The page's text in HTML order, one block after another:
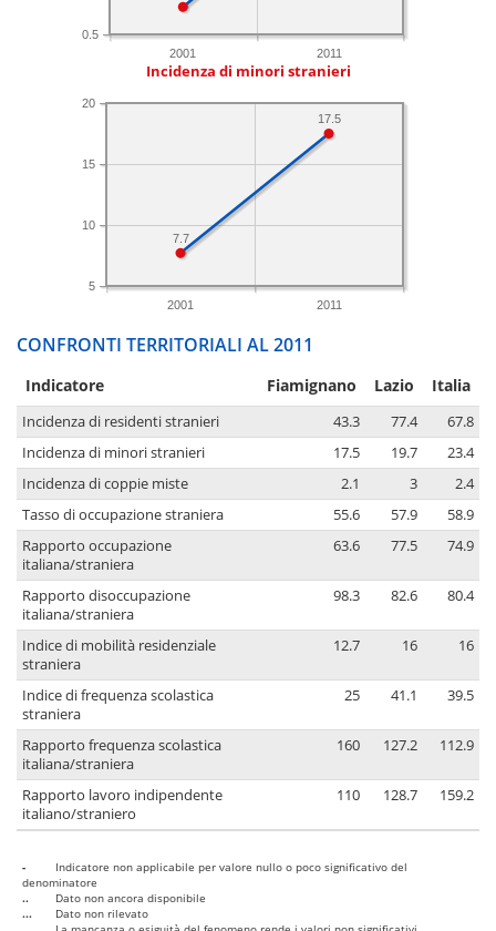
2001 2011
0.5
Incidenza di minori stranieri
2001 2011
5
10
15
20
17.5
7.7
CONFRONTI TERRITORIALI AL 2011
Indicatore Fiamignano Lazio Italia
Incidenza di residenti stranieri 43.3 77.4
67.8
Incidenza di minori stranieri
17.5 19.7
23.4
Incidenza di coppie miste
2.1 3
2.4
Tasso di occupazione straniera
55.6 57.9
58.9
Rapporto occupazione
italiana/straniera
63.6 77.5 74.9
Rapporto disoccupazione
italiana/straniera
98.3 82.6 80.4
Indice di mobilità residenziale
straniera
12.7 16 16
Indice di frequenza scolastica
straniera
25 41.1 39.5
Rapporto frequenza scolastica
italiana/straniera
160 127.2 112.9
Rapporto lavoro indipendente
italiano/straniero
110 128.7 159.2
-
Indicatore non applicabile per valore nullo o poco significativo del
denominatore
..
Dato non ancora disponibile
...
Dato non rilevato